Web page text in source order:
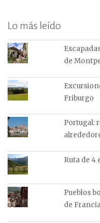
Lo más leído
de
Friburgo
Portugal:
Ruta de 4
Pueblos
de